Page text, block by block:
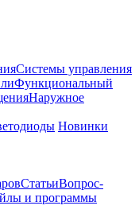
Системы управления
Функциональный
Наружное
Новинки
СтатьиВопрос-
и программы